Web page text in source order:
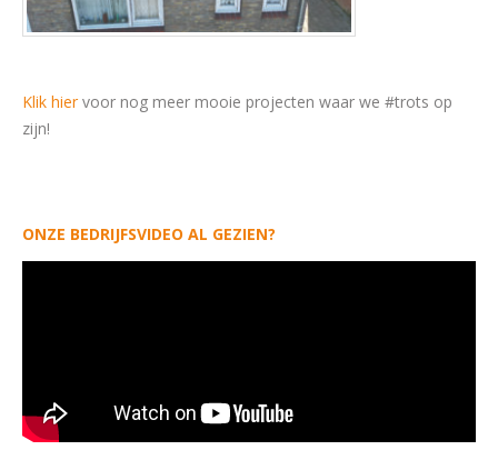
Klik hier voor nog meer mooie projecten waar we #trots op
zijn!
ONZE BEDRIJFSVIDEO AL GEZIEN?